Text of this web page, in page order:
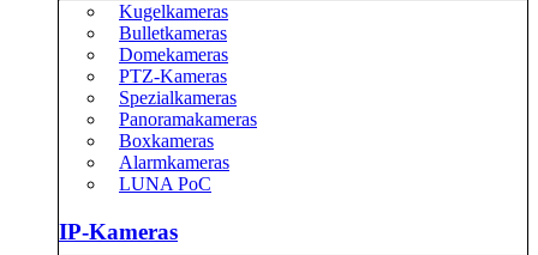
Kugelkameras
Bulletkameras
Domekameras
PTZ-Kameras
Spezialkameras
Panoramakameras
Boxkameras
Alarmkameras
LUNA PoC
IP-Kameras